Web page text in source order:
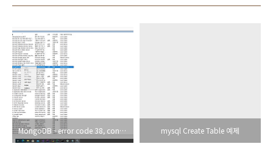
MongoDB - error code 38, connect econnrefused 127.0.0.1:27017 mysql Create Table 예제